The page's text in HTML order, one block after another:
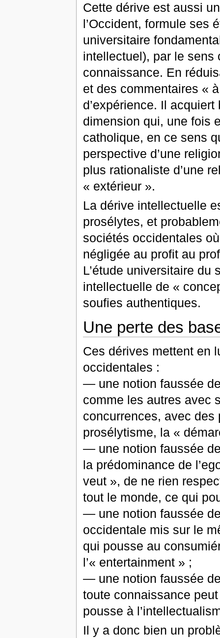
Cette dérive est aussi
l’Occident, formule ses
universitaire
intellectuel), par le sens
connaissance. En
et des commentaires «
d’expérience. Il
dimension qui, une fois
catholique, en ce sens
perspective d’une
plus rationaliste d’une
« extérieur ».
La dérive intellectuelle
prosélytes, et
sociétés occidentales
négligée au profit au
L’étude universitaire
intellectuelle de «
soufies authentiques.
Une perte des
Ces dérives mettent en
occidentales :
— une notion faussée
comme les autres avec
concurrences, avec des
prosélytisme, la «
— une notion faussée
la prédominance de
veut », de ne rien
tout le monde, ce qui
— une notion faussée
occidentale mis sur le
qui pousse au
l’« entertainment » ;
— une notion faussée
toute connaissance
pousse à
Il y a donc bien un